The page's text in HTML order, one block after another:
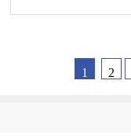
1 2